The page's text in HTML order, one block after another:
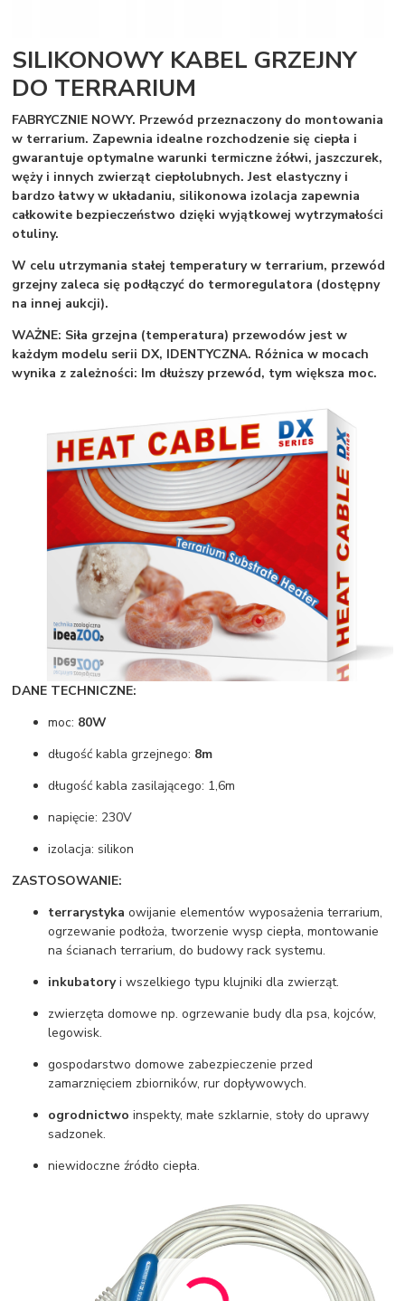
SILIKONOWY KABEL GRZEJNY
DO TERRARIUM
FABRYCZNIE NOWY. Przewód przeznaczony do montowania
w terrarium. Zapewnia idealne rozchodzenie się ciepła i
gwarantuje optymalne warunki termiczne żółwi, jaszczurek,
węży i innych zwierząt ciepłolubnych. Jest elastyczny i
bardzo łatwy w układaniu, silikonowa izolacja zapewnia
całkowite bezpieczeństwo dzięki wyjątkowej wytrzymałości
otuliny.
W celu utrzymania stałej temperatury w terrarium, przewód
grzejny zaleca się podłączyć do termoregulatora (dostępny
na innej aukcji).
WAŻNE: Siła grzejna (temperatura) przewodów jest w
każdym modelu serii DX, IDENTYCZNA. Różnica w mocach
wynika z zależności: Im dłuższy przewód, tym większa moc.
DANE TECHNICZNE:
moc: 80W
długość kabla grzejnego: 8m
długość kabla zasilającego: 1,6m
napięcie: 230V
izolacja: silikon
ZASTOSOWANIE:
terrarystyka owijanie elementów wyposażenia terrarium,
ogrzewanie podłoża, tworzenie wysp ciepła, montowanie
na ścianach terrarium, do budowy rack systemu.
inkubatoryi wszelkiego typu klujniki dla zwierząt.
zwierzęta domowe np. ogrzewanie budy dla psa, kojców,
legowisk.
gospodarstwo domowe zabezpieczenie przed
zamarznięciem zbiorników, rur dopływowych.
ogrodnictwo inspekty, małe szklarnie, stoły do uprawy
sadzonek.
niewidoczne źródło ciepła.